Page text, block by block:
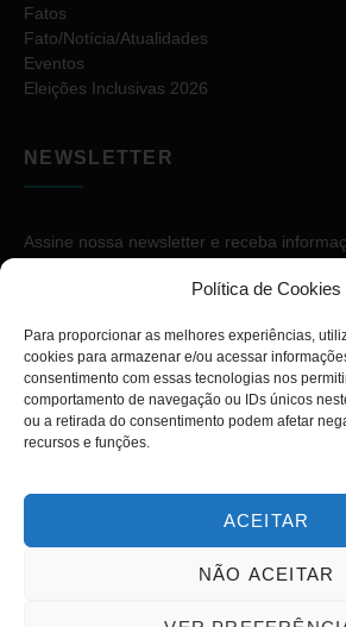
Política de Cookies
Para proporcionar as melhores experiências,
cookies para armazenar e/ou acessar
consentimento com essas tecnologias nos
comportamento de navegação ou IDs únicos
ou a retirada do consentimento podem afetar
recursos e funções.
ACEITAR
NÃO ACEITAR
Fatos
Fato/Notícia/Atualidades
Eventos
Eleições Inclusivas 2026
NEWSLETTER
Assine nossa newsletter e receba
Copyright © 2026. Diário PcD. Todos os